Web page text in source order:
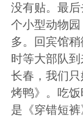
没有贴。最
个小型动物
多。回宾馆
时等大部队
长春，我们
烤鸭》。吃
是《穿错短裤